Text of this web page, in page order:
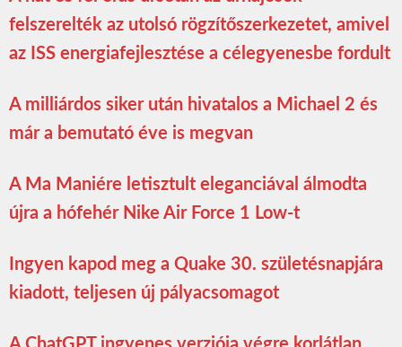
felszerelték az utolsó rögzítőszerkezetet, amivel
az ISS energiafejlesztése a célegyenesbe fordult
A milliárdos siker után hivatalos a Michael 2 és
már a bemutató éve is megvan
A Ma Maniére letisztult eleganciával álmodta
újra a hófehér Nike Air Force 1 Low-t
Ingyen kapod meg a Quake 30. születésnapjára
kiadott, teljesen új pályacsomagot